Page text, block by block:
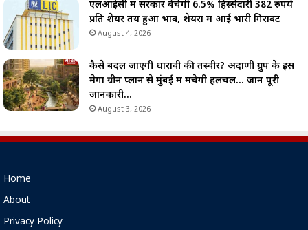
एलआईसी में सरकार बेचेगी 6.5% हिस्सेदारी 382 रुपये
प्रति शेयर तय हुआ भाव, शेयरों में आई भारी गिरावट
August 4, 2026
कैसे बदल जाएगी धारावी की तस्वीर? अदाणी ग्रुप के इस
मेगा ग्रीन प्लान से मुंबई में मचेगी हलचल… जानें पूरी
जानकारी…
August 3, 2026
Home
About
Privacy Policy